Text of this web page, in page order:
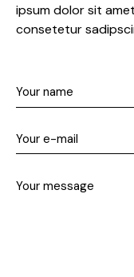
ipsum dolor sit
consetetur